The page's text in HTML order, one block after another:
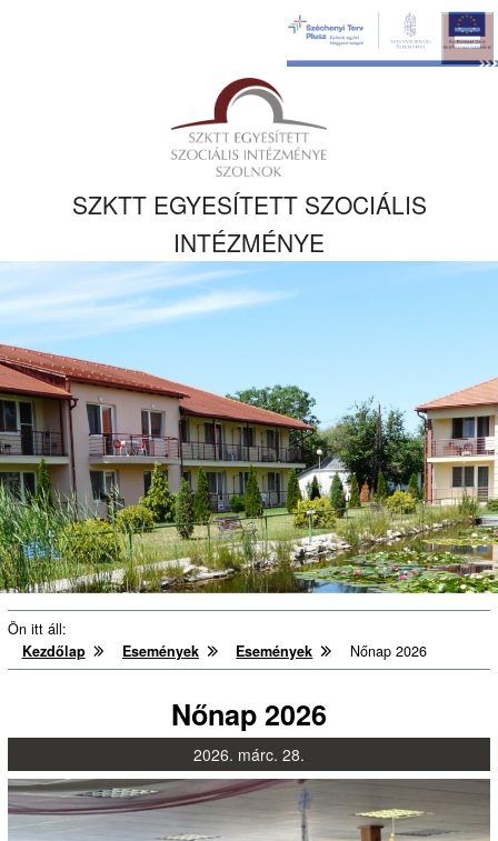
Kezdőlapra
ugrás
SZKTT EGYESÍTETT SZOCIÁLIS
INTÉZMÉNYE
Ön itt áll:
Kezdőlap
Események Események Nőnap 2026
Nőnap 2026
2026. márc. 28.